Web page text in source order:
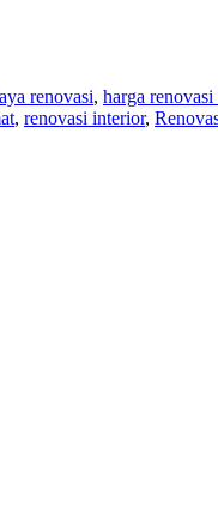
renovasi, harga
, renovasi interior,